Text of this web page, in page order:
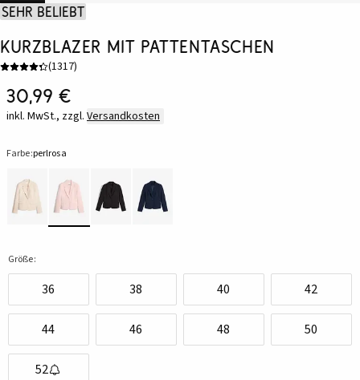
Sehr beliebt
Kurzblazer mit Pattentaschen
(1317)
30,99 €
inkl. MwSt., zzgl. Versandkosten
Farbe:perlrosa
Größe:
36 38 40 42
44 46 48 50
52